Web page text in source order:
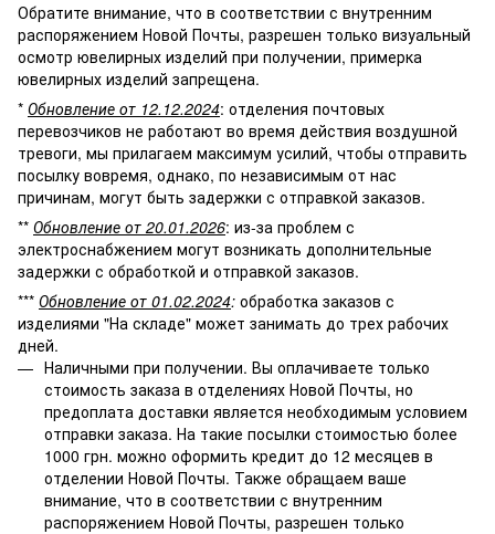
Обратите внимание, что в соответствии с внутренним
распоряжением Новой Почты, разрешен только визуальный
осмотр ювелирных изделий при получении, примерка
ювелирных изделий запрещена.
* Обновление от 12.12.2024: отделения почтовых
перевозчиков не работают во время действия воздушной
тревоги, мы прилагаем максимум усилий, чтобы отправить
посылку вовремя, однако, по независимым от нас
причинам, могут быть задержки с отправкой заказов.
** Обновление от 20.01.2026: из-за проблем с
электроснабжением могут возникать дополнительные
задержки с обработкой и отправкой заказов.
*** Обновление от 01.02.2024: обработка заказов с
изделиями "На складе" может занимать до трех рабочих
дней.
Наличными при получении. Вы оплачиваете только
стоимость заказа в отделениях Новой Почты, но
предоплата доставки является необходимым условием
отправки заказа. На такие посылки стоимостью более
1000 грн. можно оформить кредит до 12 месяцев в
отделении Новой Почты. Также обращаем ваше
внимание, что в соответствии с внутренним
распоряжением Новой Почты, разрешен только